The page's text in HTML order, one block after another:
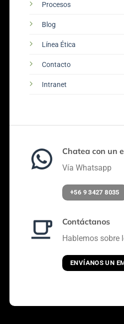
Procesos
Blog
Línea Ética
Contacto
Intranet
Chatea con un
Vía Whatsapp
+56 9 3427 8035
Contáctanos
Hablemos sobre
ENVÍANOS UN